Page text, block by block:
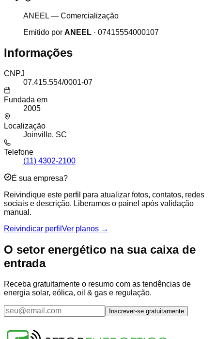
ANEEL — Comercialização
Emitido por ANEEL · 07415554000107
Informações
CNPJ
07.415.554/0001-07
Fundada em
2005
Localização
Joinville, SC
Telefone
(11) 4302-2100
É sua empresa?
Reivindique este perfil para atualizar fotos, contatos, redes
sociais e descrição. Liberamos o painel após validação
manual.
Reivindicar perfil Ver planos →
O setor energético na sua caixa de
entrada
Receba gratuitamente o resumo com as tendências de
energia solar, eólica, oil & gas e regulação.
Inscrever-se gratuitamente